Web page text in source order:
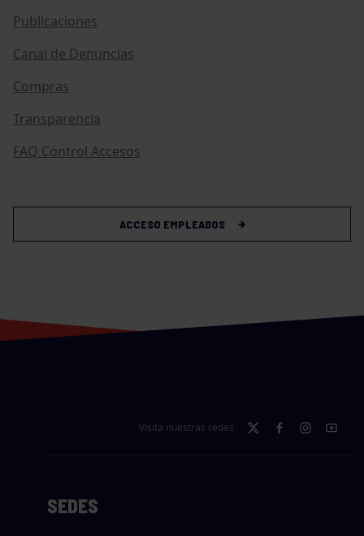
Publicaciones
Canal de Denuncias
Compras
Transparencia
FAQ Control Accesos
ACCESO EMPLEADOS
Visita nuestras redes
SEDES